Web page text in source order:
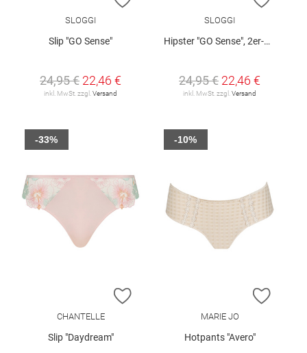
SLOGGI
Slip "GO Sense"
24,95 € 22,46 €
inkl. MwSt. zzgl. Versand
SLOGGI
Hipster "GO Sense", 2er-Pack
24,95 € 22,46 €
inkl. MwSt. zzgl. Versand
ZUR WUNSCHLISTE HINZUFÜGEN
CHANTELLE
Slip "Daydream"
-33%
ZUR
MARIE JO
Hotpants "Avero"
-10%